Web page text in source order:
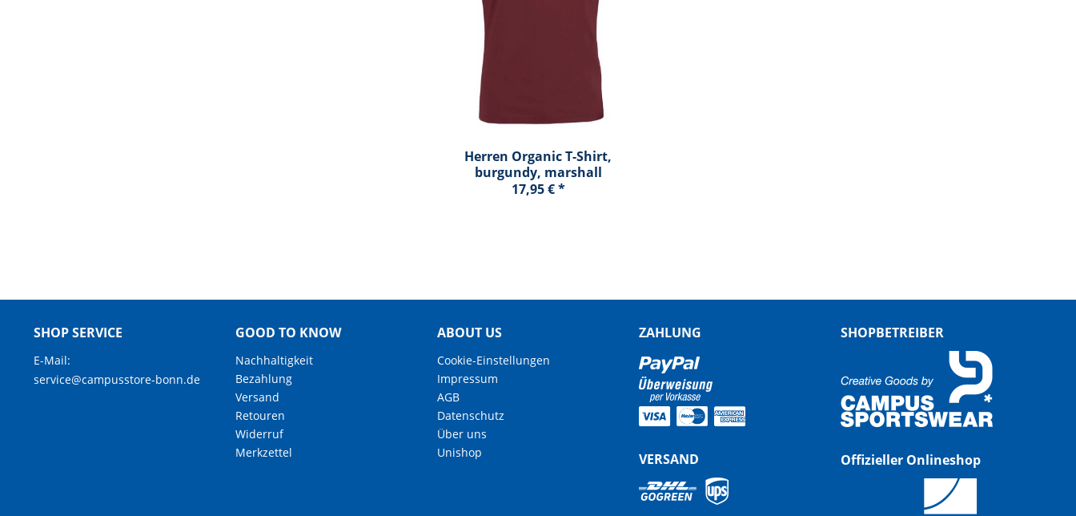
Herren Organic T-Shirt,
burgundy, marshall
17,95 € *
SHOP SERVICE
E-Mail:
service@campusstore-bonn.de
GOOD TO KNOW
Nachhaltigkeit
Bezahlung
Versand
Retouren
Widerruf
Merkzettel
ABOUT US
Cookie-Einstellungen
Impressum
AGB
Datenschutz
Über uns
Unishop
ZAHLUNG
VERSAND
SHOPBETREIBER
Offizieller Onlineshop